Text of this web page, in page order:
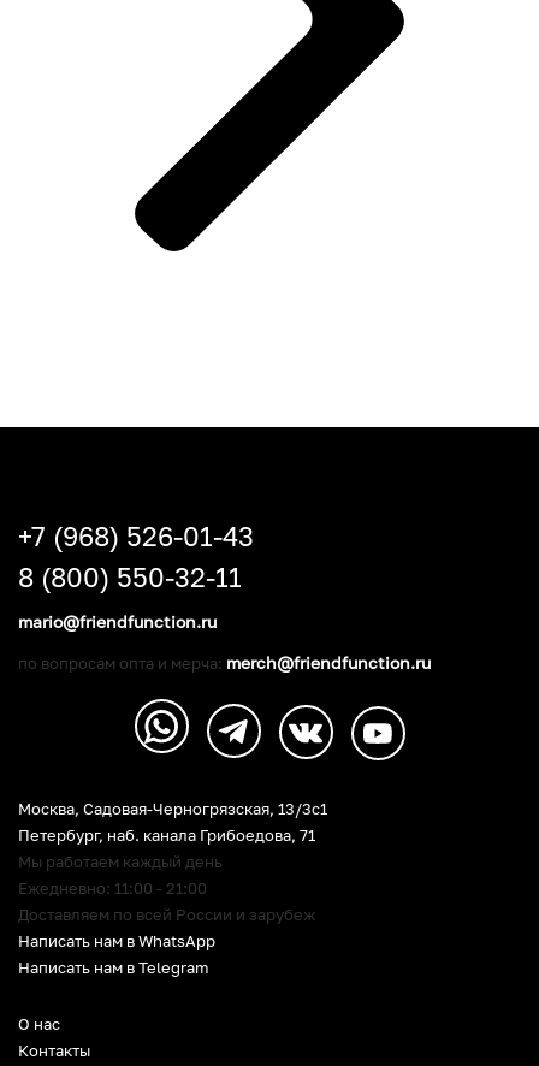
О нас
Контакты
Москва, Садовая-Черногрязская, 13/3c1
Петербург, наб. канала Грибоедова, 71
Мы работаем каждый день
Ежедневно: 11:00 - 21:00
Доставляем по всей России и зарубеж
Написать нам в WhatsApp
Написать нам в Telegram
+7 (968) 526-01-43
8 (800) 550-32-11
mario@friendfunction.ru
по вопросам опта и мерча: merch@friendfunction.ru